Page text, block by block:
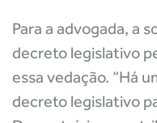
Para a advogada, a
decreto legislativo
essa vedação. “Há
decreto legislativo